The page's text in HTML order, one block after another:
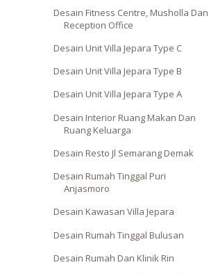
Desain Fitness Centre, Musholla Dan
Reception Office
Desain Unit Villa Jepara Type C
Desain Unit Villa Jepara Type B
Desain Unit Villa Jepara Type A
Desain Interior Ruang Makan Dan
Ruang Keluarga
Desain Resto Jl Semarang Demak
Desain Rumah Tinggal Puri
Anjasmoro
Desain Kawasan Villa Jepara
Desain Rumah Tinggal Bulusan
Desain Rumah Dan Klinik Rin